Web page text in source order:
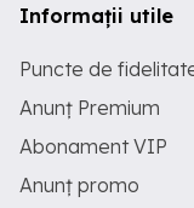
Informații utile
Puncte de
Anunț Premium
Abonament VIP
Anunț promo